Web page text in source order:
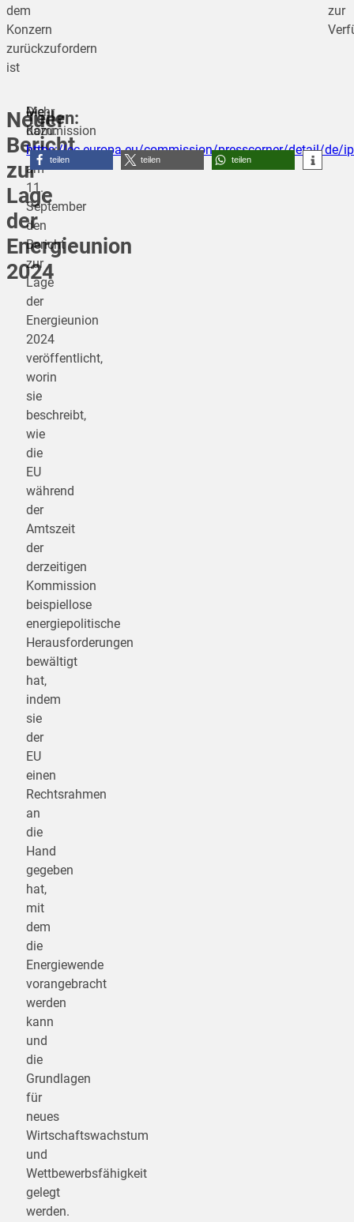
dem
Konzern
zurückzufordern
ist
zur
Neuer
Bericht
zur
Lage
der
Energieunion
2024
Die
Kommission
hat
am
11.
September
den
Bericht
zur
Lage
der
Energieunion
2024
veröffentlicht,
worin
sie
beschreibt,
wie
die
EU
während
der
Amtszeit
der
derzeitigen
Kommission
beispiellose
energiepolitische
Herausforderungen
bewältigt
hat,
indem
sie
der
EU
einen
Rechtsrahmen
an
die
Hand
gegeben
hat,
mit
dem
die
Energiewende
vorangebracht
werden
kann
und
die
Grundlagen
für
neues
Wirtschaftswachstum
und
Wettbewerbsfähigkeit
gelegt
werden.
Mehr
dazu:
https://ec.europa.eu/commission/presscorner/detail/de/
Teilen:
teilen teilen teilen